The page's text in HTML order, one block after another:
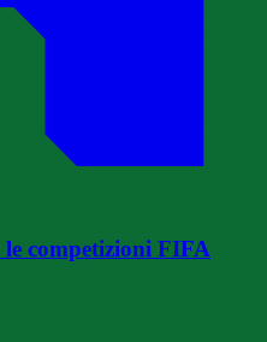
competizioni FIFA